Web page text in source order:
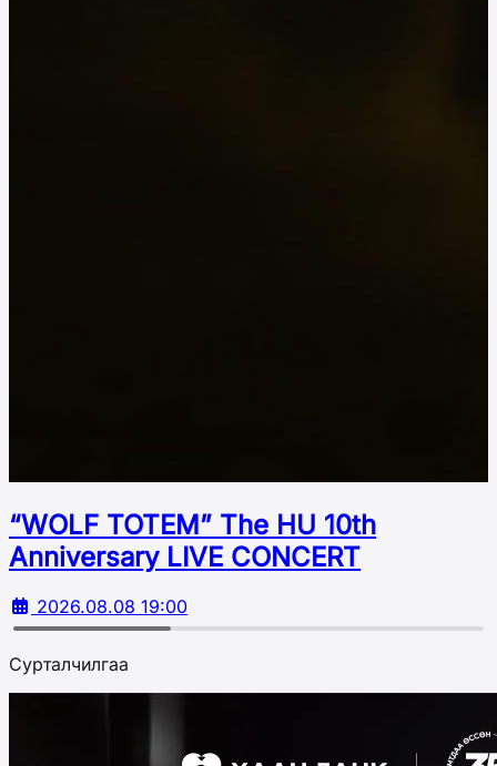
“WOLF TOTEM” The HU 10th
Аnniversary LIVE CONCERT
2026.08.08 19:00
Сурталчилгаа